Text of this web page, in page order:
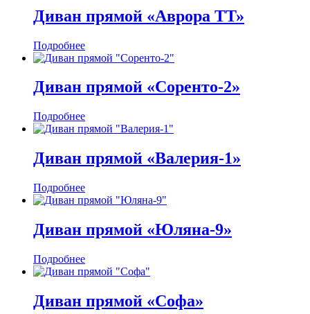
Диван прямой «Аврора ТТ»
Подробнее
Диван прямой «Соренто-2»
Подробнее
Диван прямой «Валерия-1»
Подробнее
Диван прямой «Юляна-9»
Подробнее
Диван прямой «Софа»